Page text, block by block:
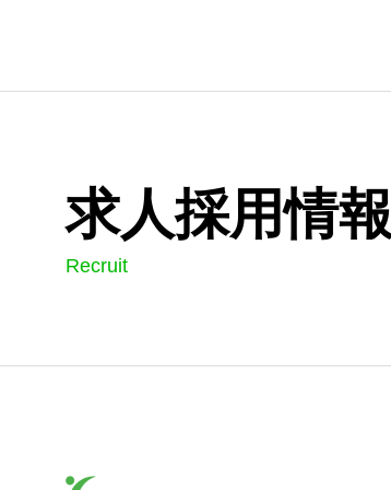
求人採用情報
Recruit